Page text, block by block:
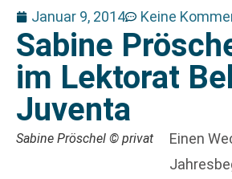
Januar 9, 2014 Keine
Sabine
im Lektorat
Juventa
Sabine Pröschel © privat
Einen